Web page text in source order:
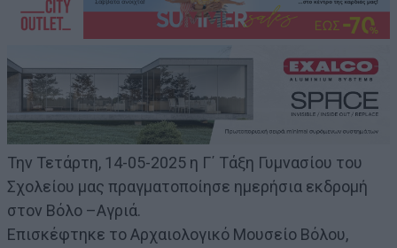
Την Τετάρτη, 14-05-2025 η Γ΄ Τάξη Γυμνασίου του
Σχολείου μας πραγματοποίησε ημερήσια εκδρομή
στον Βόλο –Αγριά.
Επισκέφτηκε το Αρχαιολογικό Μουσείο Βόλου,